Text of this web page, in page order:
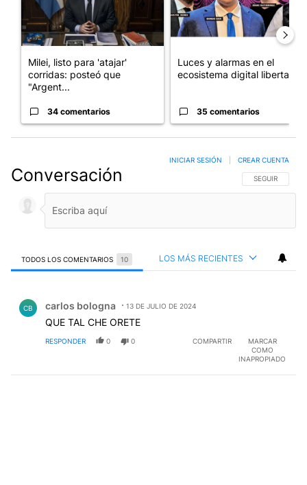
Milei, listo para 'atajar'
corridas: posteó que
"Argent...
34 comentarios
Luces y alarmas en el
ecosistema digital libertario
35 comentarios
Conversación SIGA ESTA
SEGUIR
INICIAR SESIÓN CREAR CUENTA
TODOS LOS COMENTARIOS 10 LOS MÁS RECIENTES
CB carlos bologna 13 DE JULIO DE 2024
QUE TAL CHE ORETE
RESPONDER 0 0 COMPARTIR
MARCAR
COMO
INAPROPIADO